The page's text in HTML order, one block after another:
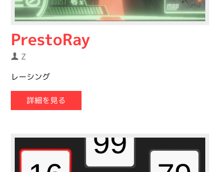
PrestoRay
Z
レーシング
詳細を見る